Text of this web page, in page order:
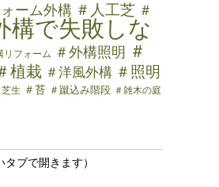
ーム外構 ＃人工芝 ＃
構で失敗しな
リフォーム ＃外構照明 ＃
植栽 ＃洋風外構 ＃照明
芝生 ＃苔 ＃蹴込み階段 ＃雑木の庭
タブで開きます）